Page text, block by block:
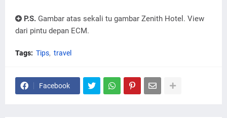
P.S. Gambar atas sekali tu gambar Zenith Hotel. View
dari pintu depan ECM.
Tags: Tips travel
Facebook